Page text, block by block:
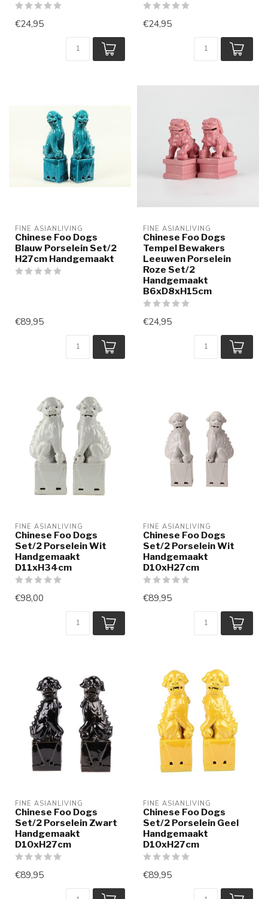
€24,95 €24,95
FINE ASIANLIVING
Chinese Foo Dogs
Blauw Porselein Set/2
H27cm Handgemaakt
€89,95
FINE ASIANLIVING
Chinese Foo Dogs
Tempel Bewakers
Leeuwen Porselein
Roze Set/2
Handgemaakt
B6xD8xH15cm
€24,95
FINE ASIANLIVING
Chinese Foo Dogs
Set/2 Porselein Wit
Handgemaakt
D11xH34cm
€98,00
FINE ASIANLIVING
Chinese Foo Dogs
Set/2 Porselein Wit
Handgemaakt
D10xH27cm
€89,95
FINE ASIANLIVING
Chinese Foo Dogs
Set/2 Porselein Zwart
Handgemaakt
D10xH27cm
€89,95
FINE ASIANLIVING
Chinese Foo Dogs
Set/2 Porselein Geel
Handgemaakt
D10xH27cm
€89,95